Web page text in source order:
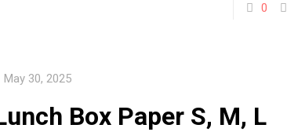
0
May 30, 2025
Box Paper S, M, L